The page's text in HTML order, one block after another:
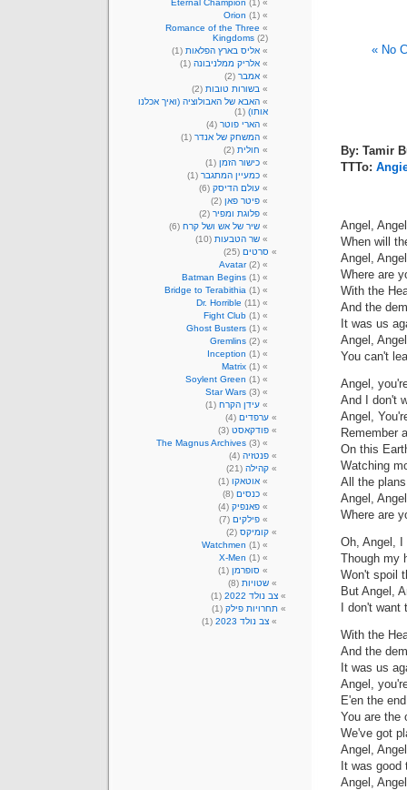
No
By: Tamir
TTTo:
Angel, Angel
Angel, Angel
With the
And the
It was us
Angel, Angel
You can't
Angel,
And I don't
Angel,
Remember
On this
Watching
All the
Angel, Angel
Oh, Angel, I
Though my
Won't spoil
But Angel,
I don't want
With the
And the
It was us
Angel,
E'en the
You are the
We've got
Angel, Angel
It was good
Angel, Angel
Eternal Champion (1)
Orion (1)
Romance of the Three
Kingdoms (2)
אליס בארץ הפלאות (1)
אלריק ממלניבונה (1)
אמבר (2)
בשורות טובות (2)
האבא של האבולוציה (ואיך אכלנו
אותו) (1)
הארי פוטר (4)
המשחק של אנדר (1)
חולית (2)
כישור הזמן (1)
כמעיין המתגבר (1)
עולם הדיסק (6)
פיטר פאן (2)
פלוגת ומפיר (2)
שיר של אש ושל קרח (6)
שר הטבעות (10)
סרטים (25)
Avatar(2)
Batman Begins (1)
Bridge to Terabithia (1)
Dr. Horrible (11)
Fight Club (1)
Ghost Busters (1)
Gremlins (2)
Inception (1)
Matrix (1)
Soylent Green (1)
Star Wars (3)
עידן הקרח (1)
ערפדים (4)
פודקאסט (3)
The Magnus Archives (3)
פנטזיה (4)
קהילה (21)
אוטאקו (1)
כנסים (8)
פאנפיק (4)
פילקים (7)
קומיקס (2)
Watchmen (1)
X-Men (1)
סופרמן (1)
שטויות (8)
צב נולד 2022
(1)
תחרויות פילק (1)
צב נולד 2023
(1)